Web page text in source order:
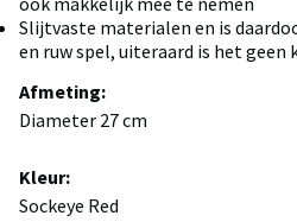
Slijtvaste materialen en is
en ruw spel, uiteraard is het geen
Afmeting:
Diameter 27 cm
Kleur:
Sockeye Red